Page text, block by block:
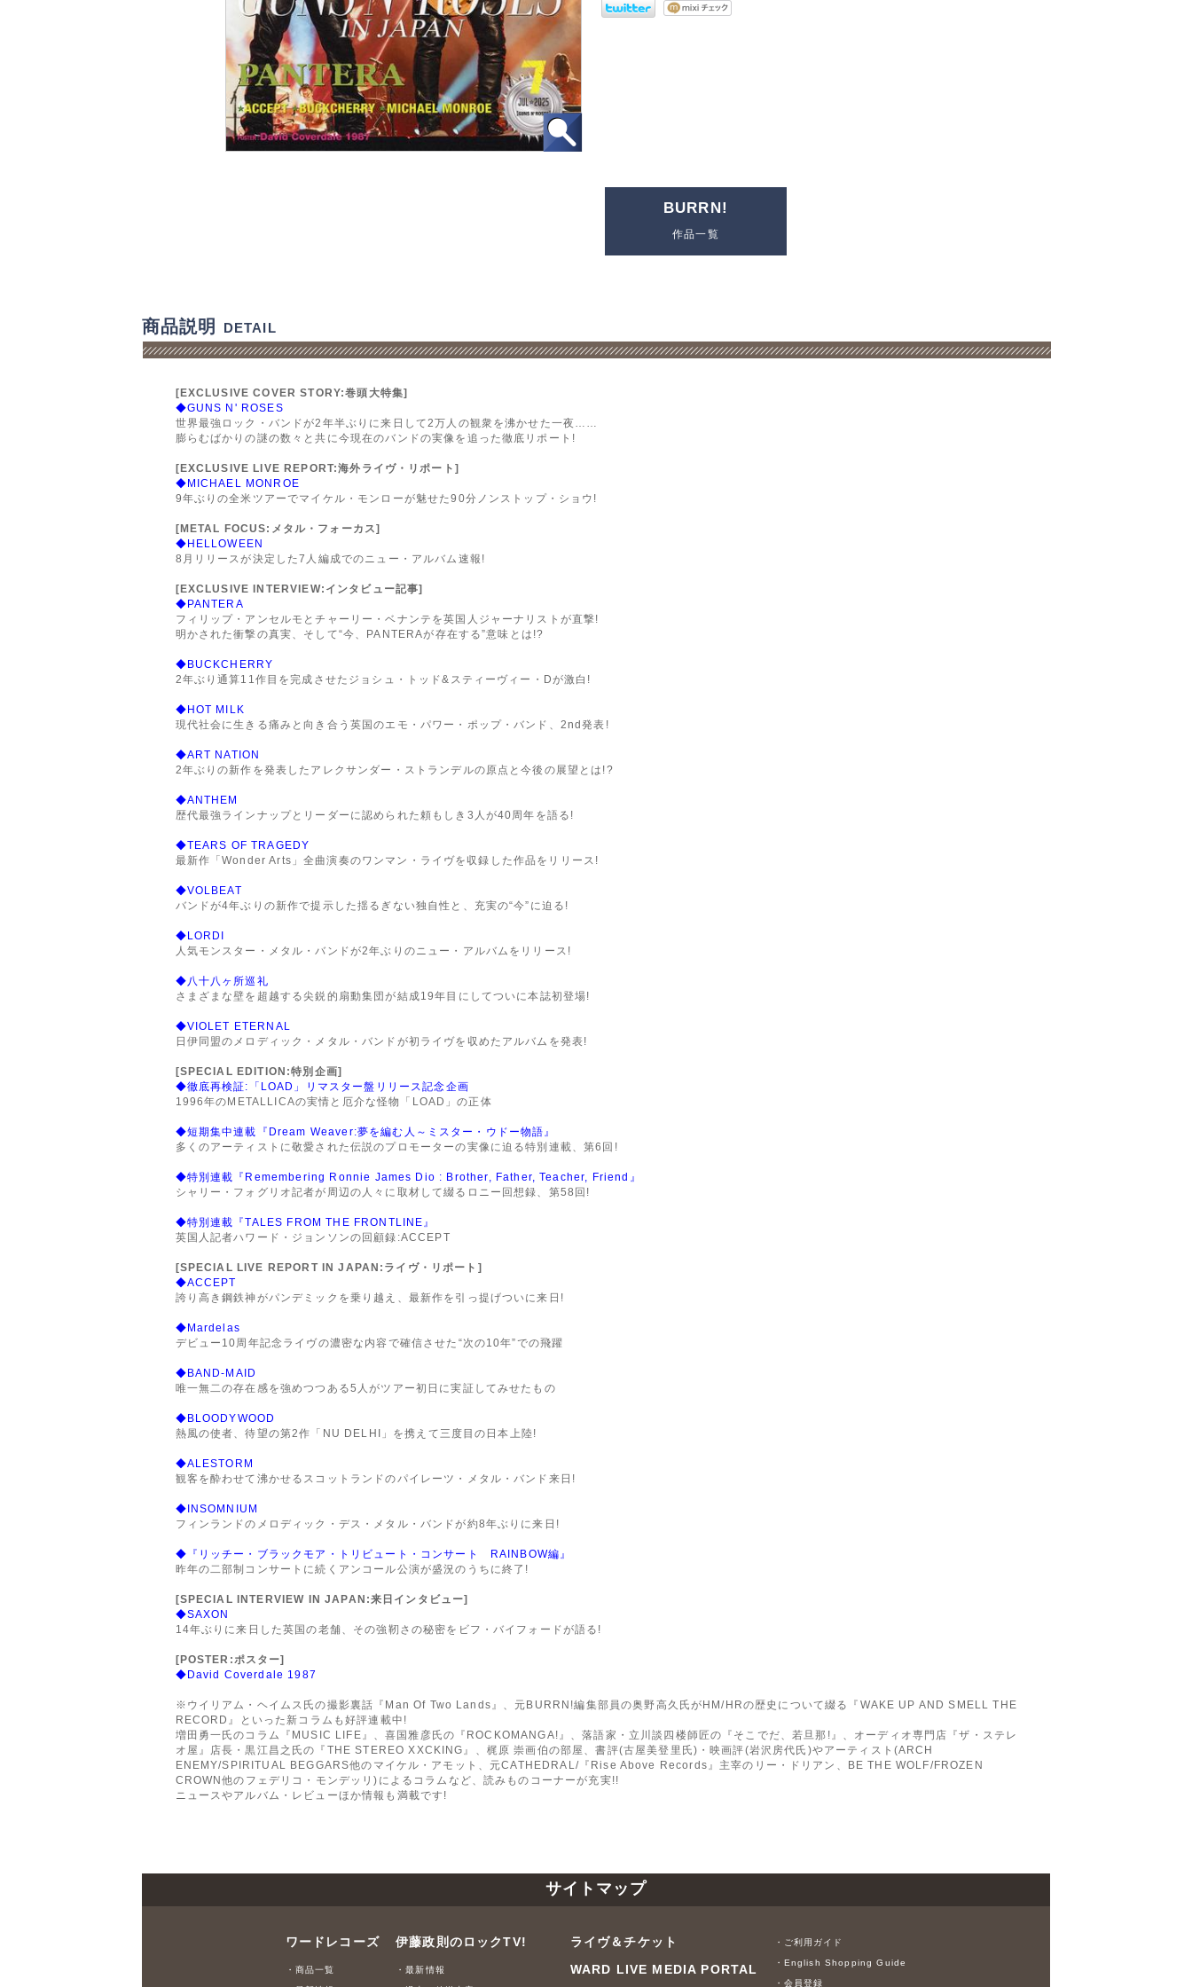
BURRN!
作品一覧
商品説明 DETAIL
[EXCLUSIVE COVER STORY:巻頭大特集]
◆GUNS N' ROSES
世界最強ロック・バンドが2年半ぶりに来日して2万人の観衆を沸かせた一夜……
膨らむばかりの謎の数々と共に今現在のバンドの実像を追った徹底リポート!
[EXCLUSIVE LIVE REPORT:海外ライヴ・リポート]
◆MICHAEL MONROE
9年ぶりの全米ツアーでマイケル・モンローが魅せた90分ノンストップ・ショウ!
[METAL FOCUS:メタル・フォーカス]
◆HELLOWEEN
8月リリースが決定した7人編成でのニュー・アルバム速報!
[EXCLUSIVE INTERVIEW:インタビュー記事]
◆PANTERA
フィリップ・アンセルモとチャーリー・ベナンテを英国人ジャーナリストが直撃!
明かされた衝撃の真実、そして“今、PANTERAが存在する”意味とは!?
◆BUCKCHERRY
2年ぶり通算11作目を完成させたジョシュ・トッド&スティーヴィー・Dが激白!
◆HOT MILK
現代社会に生きる痛みと向き合う英国のエモ・パワー・ポップ・バンド、2nd発表!
◆ART NATION
2年ぶりの新作を発表したアレクサンダー・ストランデルの原点と今後の展望とは!?
◆ANTHEM
歴代最強ラインナップとリーダーに認められた頼もしき3人が40周年を語る!
◆TEARS OF TRAGEDY
最新作「Wonder Arts」全曲演奏のワンマン・ライヴを収録した作品をリリース!
◆VOLBEAT
バンドが4年ぶりの新作で提示した揺るぎない独自性と、充実の“今”に迫る!
◆LORDI
人気モンスター・メタル・バンドが2年ぶりのニュー・アルバムをリリース!
◆八十八ヶ所巡礼
さまざまな壁を超越する尖鋭的扇動集団が結成19年目にしてついに本誌初登場!
◆VIOLET ETERNAL
日伊同盟のメロディック・メタル・バンドが初ライヴを収めたアルバムを発表!
[SPECIAL EDITION:特別企画]
◆徹底再検証:「LOAD」リマスター盤リリース記念企画
1996年のMETALLICAの実情と厄介な怪物「LOAD」の正体
◆短期集中連載『Dream Weaver:夢を編む人～ミスター・ウドー物語』
多くのアーティストに敬愛された伝説のプロモーターの実像に迫る特別連載、第6回!
◆特別連載『Remembering Ronnie James Dio : Brother, Father, Teacher, Friend』
シャリー・フォグリオ記者が周辺の人々に取材して綴るロニー回想録、第58回!
◆特別連載『TALES FROM THE FRONTLINE』
英国人記者ハワード・ジョンソンの回顧録:ACCEPT
[SPECIAL LIVE REPORT IN JAPAN:ライヴ・リポート]
◆ACCEPT
誇り高き鋼鉄神がパンデミックを乗り越え、最新作を引っ提げついに来日!
◆Mardelas
デビュー10周年記念ライヴの濃密な内容で確信させた“次の10年”での飛躍
◆BAND-MAID
唯一無二の存在感を強めつつある5人がツアー初日に実証してみせたもの
◆BLOODYWOOD
熱風の使者、待望の第2作「NU DELHI」を携えて三度目の日本上陸!
◆ALESTORM
観客を酔わせて沸かせるスコットランドのパイレーツ・メタル・バンド来日!
◆INSOMNIUM
フィンランドのメロディック・デス・メタル・バンドが約8年ぶりに来日!
◆『リッチー・ブラックモア・トリビュート・コンサート RAINBOW編』
昨年の二部制コンサートに続くアンコール公演が盛況のうちに終了!
[SPECIAL INTERVIEW IN JAPAN:来日インタビュー]
◆SAXON
14年ぶりに来日した英国の老舗、その強靭さの秘密をビフ・バイフォードが語る!
[POSTER:ポスター]
◆David Coverdale 1987
※ウイリアム・ヘイムス氏の撮影裏話『Man Of Two Lands』、元BURRN!編集部員の奥野高久氏がHM/HRの歴史について綴る『WAKE UP AND SMELL THE
RECORD』といった新コラムも好評連載中!
増田勇一氏のコラム『MUSIC LIFE』、喜国雅彦氏の『ROCKOMANGA!』、落語家・立川談四楼師匠の『そこでだ、若旦那!』、オーディオ専門店『ザ・ステレ
オ屋』店長・黒江昌之氏の『THE STEREO XXCKING』、梶原 崇画伯の部屋、書評(古屋美登里氏)・映画評(岩沢房代氏)やアーティスト(ARCH
ENEMY/SPIRITUAL BEGGARS他のマイケル・アモット、元CATHEDRAL/『Rise Above Records』主宰のリー・ドリアン、BE THE WOLF/FROZEN
CROWN他のフェデリコ・モンデッリ)によるコラムなど、読みものコーナーが充実!!
ニュースやアルバム・レビューほか情報も満載です!
サイトマップ
ワードレコーズ
・商品一覧
伊藤政則のロックTV!
・最新情報
ライヴ＆チケット
WARD LIVE MEDIA PORTAL
・ご利用ガイド
・English Shopping Guide
・会員登録